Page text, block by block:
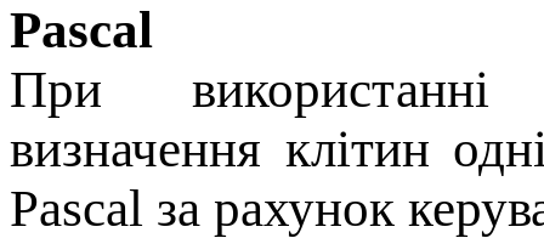
Pascal
При використанні
визначення клітин
Pascal за рахунок